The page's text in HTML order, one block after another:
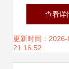
机选购指南
盛制冷厂家
查看详
更新时间：2026-
21:16:52